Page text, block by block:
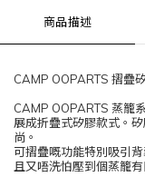
商品描述
CAMP OOPARTS 摺疊
CAMP OOPARTS 蒸籠
展成折疊式矽膠款式。
尚。
可摺疊嘅功能特別吸引
且又唔洗怕壓到個蒸籠有